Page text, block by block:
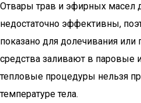
Отвары трав и эфирных масел
недостаточно эффективны,
показано для долечивания
средства заливают в паровые
тепловые процедуры нельзя
температуре тела.